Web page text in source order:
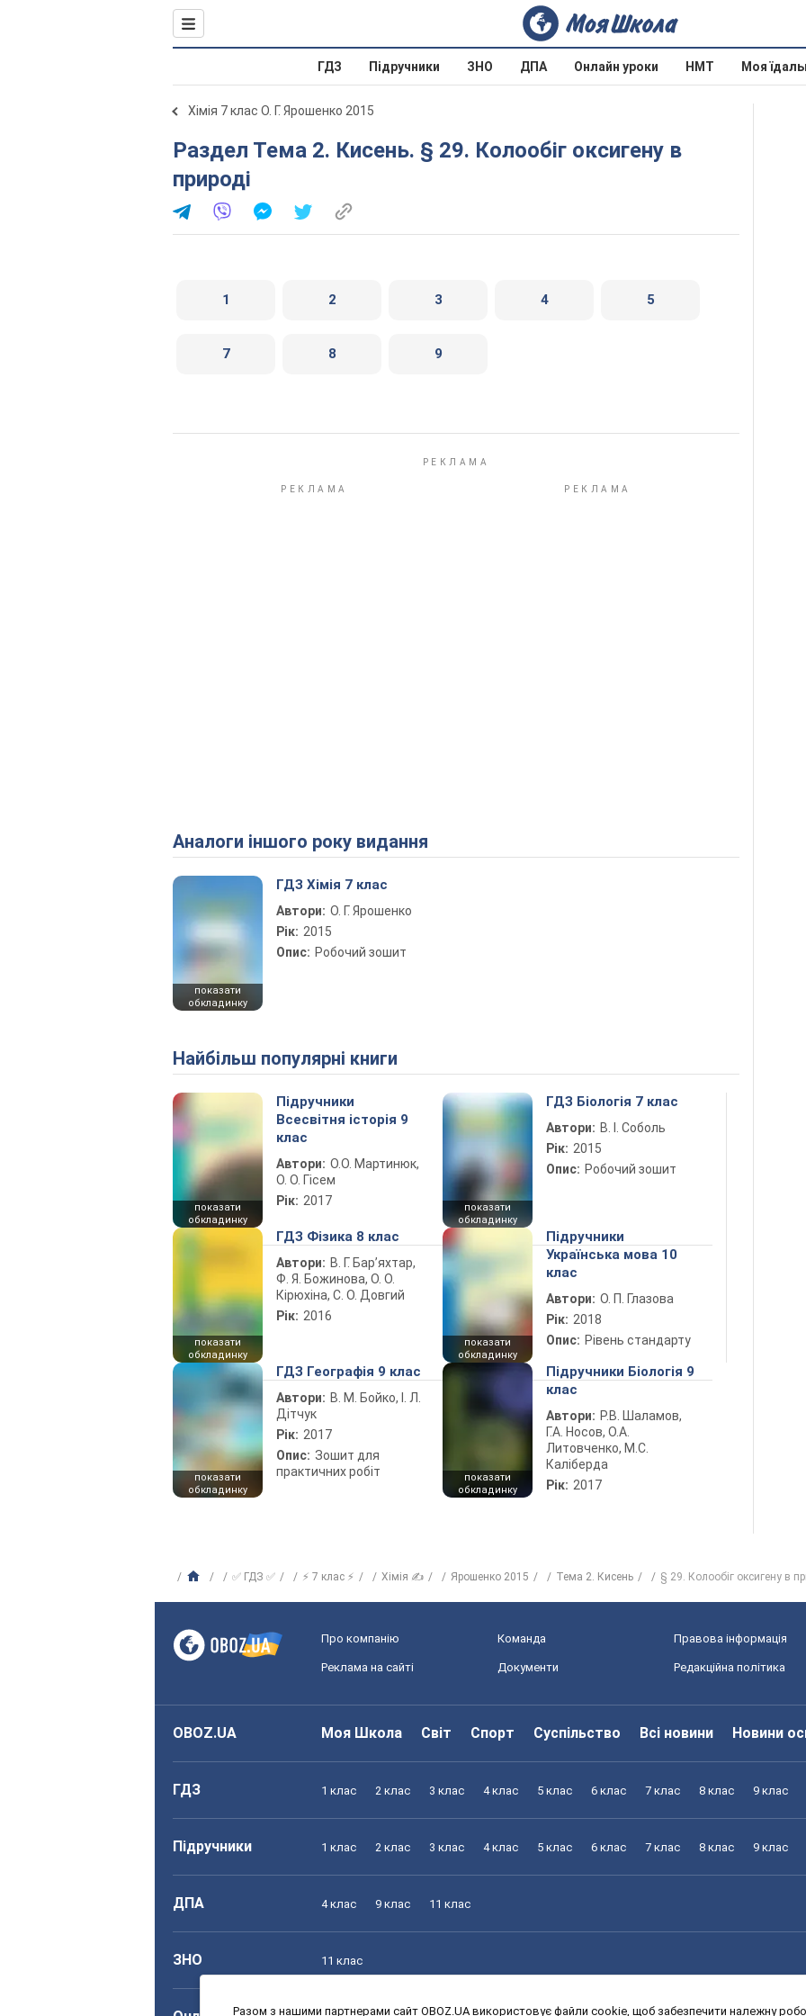
ГДЗ Підручники ЗНО ДПА Онлайн уроки НМТ Моя
Хімія 7 клас О. Г. Ярошенко 2015
Раздел Тема 2. Кисень. § 29. Колообіг оксигену в
природі
1 2 3 4 5
7 8 9
Аналоги іншого року видання
показати
обкладинку
ГДЗ Хімія 7 клас
Автори: О. Г. Ярошенко
Рік: 2015
Опис: Робочий зошит
Найбільш популярні книги
показати
обкладинку
Підручники
Всесвітня історія 9
клас
Автори: О.О. Мартинюк,
О. О. Гісем
Рік: 2017
показати
обкладинку
ГДЗ Біологія 7 клас
Автори: В. І. Соболь
Рік: 2015
Опис: Робочий зошит
показати
обкладинку
ГДЗ Фізика 8 клас
Автори: В. Г. Бар’яхтар,
Ф. Я. Божинова, О. О.
Кірюхіна, С. О. Довгий
Рік: 2016
показати
обкладинку
Підручники
Українська мова 10
клас
Автори: О. П. Глазова
Рік: 2018
Опис: Рівень стандарту
показати
обкладинку
ГДЗ Географія 9 клас
Автори: В. М. Бойко, І. Л.
Дітчук
Рік: 2017
Опис: Зошит для
практичних робіт
показати
обкладинку
Підручники Біологія 9
клас
Автори: Р.В. Шаламов,
Г.А. Носов, О.А.
Литовченко, М.С.
Каліберда
Рік: 2017
✅ ГДЗ ✅ ⚡ 7 клас ⚡ Хімія ✍ Ярошенко 2015 Тема 2. Кисень § 29. Колообіг оксигену в
Про компанію Команда Правова інформація
Реклама на сайті Документи Редакційна політика
OBOZ.UA Моя Школа Світ Спорт Суспільство Всі новини Новини
ГДЗ 1 клас 2 клас 3 клас 4 клас 5 клас 6 клас 7 клас 8 клас 9 клас
Підручники 1 клас 2 клас 3 клас 4 клас 5 клас 6 клас 7 клас 8 клас 9 клас
ДПА 4 клас 9 клас 11 клас
ЗНО 11 клас
Разом з нашими партнерами сайт OBOZ.UA використовує файли cookie, щоб забезпечити належну